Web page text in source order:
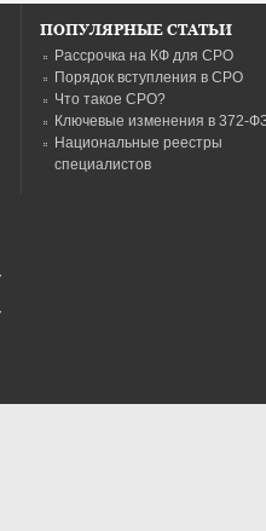
ПОПУЛЯРНЫЕ СТАТЬИ
Рассрочка на КФ для СРО
Порядок вступления в СРО
Что такое СРО?
Ключевые изменения в 372-
Национальные реестры
специалистов